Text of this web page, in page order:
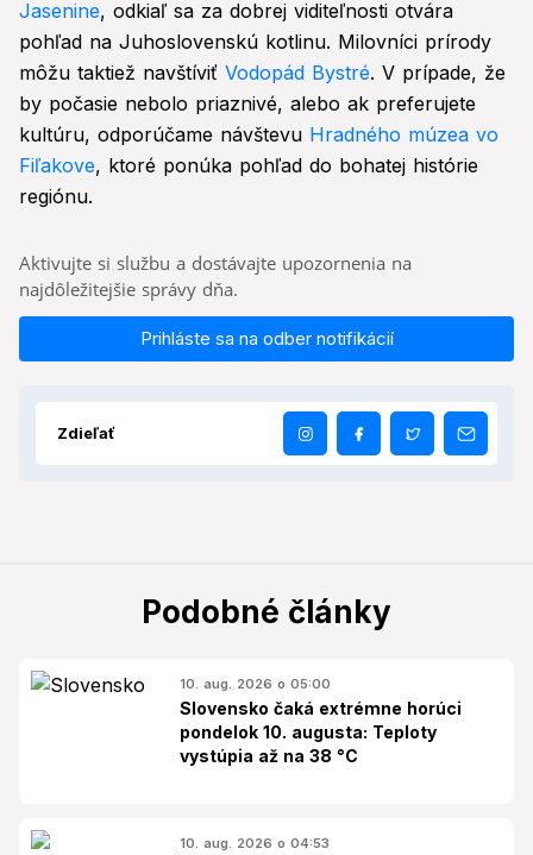
Jasenine, odkiaľ sa za dobrej viditeľnosti otvára
pohľad na Juhoslovenskú kotlinu. Milovníci prírody
môžu taktiež navštíviť Vodopád Bystré. V prípade, že
by počasie nebolo priaznivé, alebo ak preferujete
kultúru, odporúčame návštevu Hradného múzea vo
Fiľakove, ktoré ponúka pohľad do bohatej histórie
regiónu.
Aktivujte si službu a dostávajte upozornenia na
najdôležitejšie správy dňa.
Prihláste sa na odber notifikácií
Zdieľať
Podobné články
10. aug. 2026 o 05:00
Slovensko čaká extrémne horúci
pondelok 10. augusta: Teploty
vystúpia až na 38 °C
10. aug. 2026 o 04:53